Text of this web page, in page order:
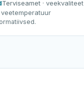
Terviseamet · veekvaliteet
veetemperatuur